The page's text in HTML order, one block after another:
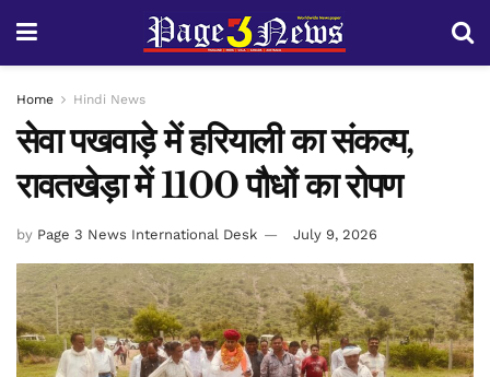
Home Hindi News
सेवा पखवाड़े में हरियाली का संकल्प,
रावतखेड़ा में 1100 पौधों का रोपण
by Page 3 News International Desk July 9, 2026